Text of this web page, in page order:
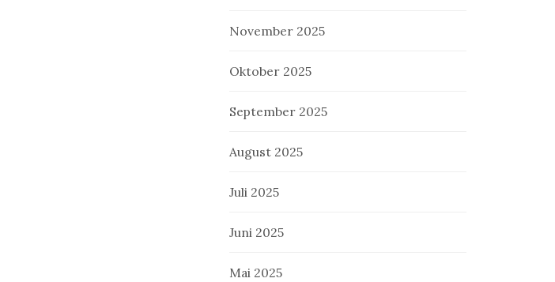
November 2025
Oktober 2025
September 2025
August 2025
Juli 2025
Juni 2025
Mai 2025